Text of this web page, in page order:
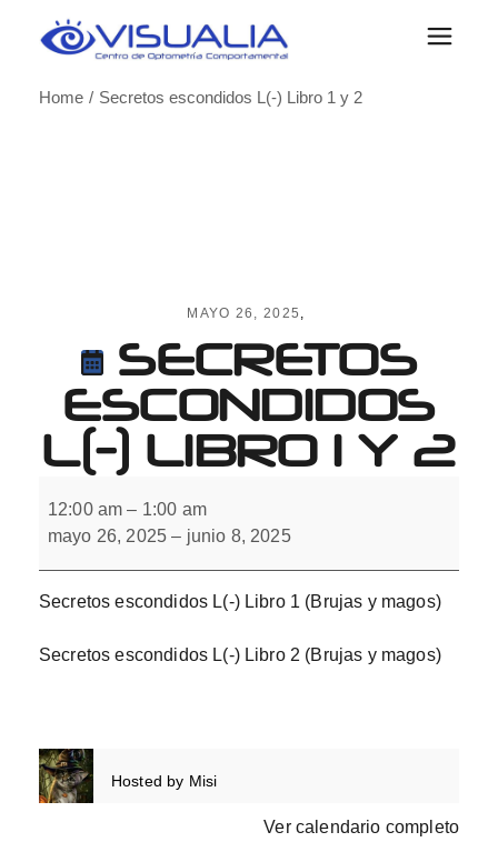
Home
Secretos escondidos L(-) Libro 1 y 2
MAYO 26, 2025
SECRETOS
ESCONDIDOS
L(-) LIBRO 1 Y 2
escondidos
L(-)
Libro
y
2
12:00 am – 1:00 am
mayo 26, 2025 – junio 8, 2025
Secretos escondidos L(-) Libro 1 (Brujas y magos)
Secretos escondidos L(-) Libro 2 (Brujas y magos)
Hosted by Misi
Ver calendario completo